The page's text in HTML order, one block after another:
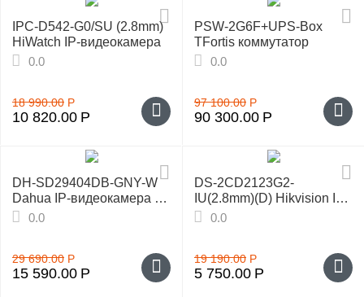
IPC-D542-G0/SU (2.8mm)
HiWatch IP-видеокамера
0.0
18 990.00 Р
10 820.00 Р
PSW-2G6F+UPS-Box
TFortis коммутатор
0.0
97 100.00 Р
90 300.00 Р
DH-SD29404DB-GNY-W
Dahua IP-видеокамера с
Wi-Fi
0.0
29 690.00 Р
15 590.00 Р
DS-2CD2123G2-
IU(2.8mm)(D) Hikvision IP-
видеокамера
0.0
19 190.00 Р
5 750.00 Р